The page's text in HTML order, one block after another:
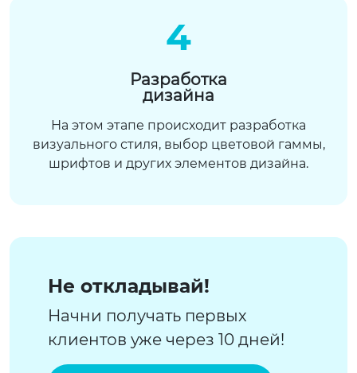
4
Разработка
дизайна
На этом этапе происходит разработка
визуального стиля, выбор цветовой гаммы,
шрифтов и других элементов дизайна.
Не откладывай!
Начни получать первых
клиентов уже через 10 дней!